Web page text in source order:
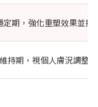
定期，強化重塑效果並提
維持期，視個人膚況調整